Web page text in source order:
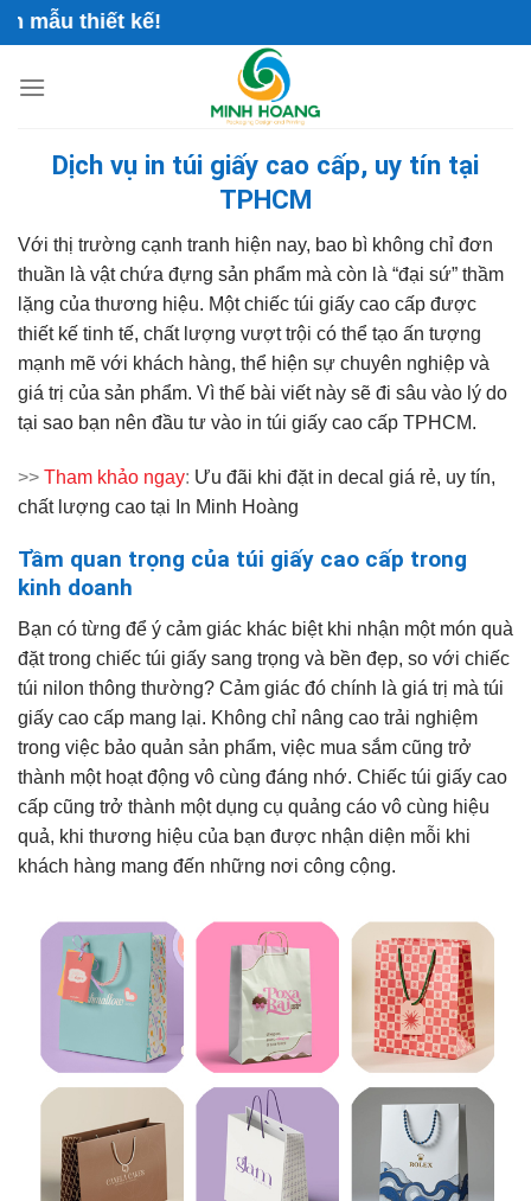
Skip
to
thiết kế!
Dịch vụ in túi giấy cao cấp, uy tín tại
TPHCM
Với thị trường cạnh tranh hiện nay, bao bì không chỉ đơn
thuần là vật chứa đựng sản phẩm mà còn là “đại sứ” thầm
lặng của thương hiệu. Một chiếc túi giấy cao cấp được
thiết kế tinh tế, chất lượng vượt trội có thể tạo ấn tượng
mạnh mẽ với khách hàng, thể hiện sự chuyên nghiệp và
giá trị của sản phẩm. Vì thế bài viết này sẽ đi sâu vào lý do
tại sao bạn nên đầu tư vào in túi giấy cao cấp TPHCM.
>> Tham khảo ngay: Ưu đãi khi đặt in decal giá rẻ, uy tín,
chất lượng cao tại In Minh Hoàng
Tầm quan trọng của túi giấy cao cấp trong
kinh doanh
Bạn có từng để ý cảm giác khác biệt khi nhận một món quà
đặt trong chiếc túi giấy sang trọng và bền đẹp, so với chiếc
túi nilon thông thường? Cảm giác đó chính là giá trị mà túi
giấy cao cấp mang lại. Không chỉ nâng cao trải nghiệm
trong việc bảo quản sản phẩm, việc mua sắm cũng trở
thành một hoạt động vô cùng đáng nhớ. Chiếc túi giấy cao
cấp cũng trở thành một dụng cụ quảng cáo vô cùng hiệu
quả, khi thương hiệu của bạn được nhận diện mỗi khi
khách hàng mang đến những nơi công cộng.